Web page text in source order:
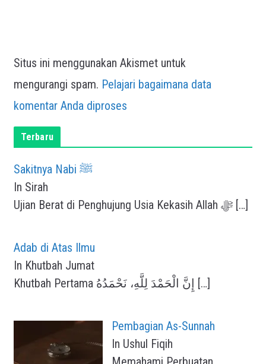
Situs ini menggunakan Akismet untuk
mengurangi spam. Pelajari bagaimana data
komentar Anda diproses
Terbaru
Sakitnya Nabi ﷺ
In Sirah
Ujian Berat di Penghujung Usia Kekasih Allah ﷻ […]
Adab di Atas Ilmu
In Khutbah Jumat
[…]
Pembagian As-Sunnah
In Ushul Fiqih